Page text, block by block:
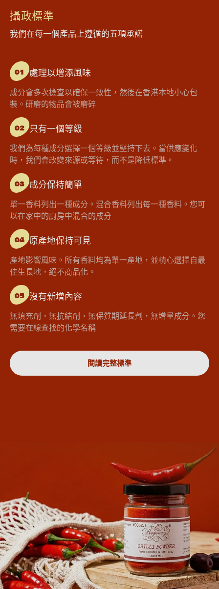
攝政標準
我們在每一個產品上遵循的五項承諾
01 處理以增添風味
成分會多次檢查以確保一致性，然後在香港本地小心包
裝。研磨的物品會被磨碎
02 只有一個等級
我們為每種成分選擇一個等級並堅持下去。當供應變化
時，我們會改變來源或等待，而不是降低標準。
03 成分保持簡單
單一香料列出一種成分。混合香料列出每一種香料。您可
以在家中的廚房中混合的成分
04 原產地保持可見
產地影響風味。所有香料均為單一產地，並精心選擇自最
佳生長地，絕不商品化。
05 沒有新增內容
無填充劑，無抗結劑，無保質期延長劑，無增量成分。您
需要在線查找的化學名稱
閱讀完整標準